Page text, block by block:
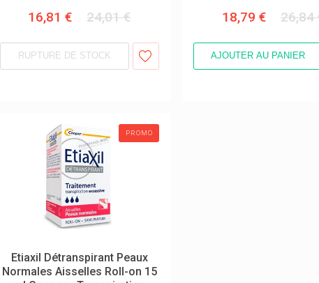
16,81 € 24,01 €
RUPTURE DE STOCK
18,79 € 26,84
AJOUTER AU PANIER
PROMO
Etiaxil Détranspirant Peaux
Normales Aisselles Roll-on 15